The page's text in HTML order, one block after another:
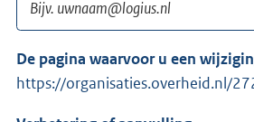
De pagina waarvoor u een
https://organisaties.overheid.nl/